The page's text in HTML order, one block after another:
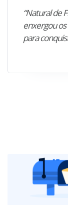
“Natural de
enxergou
para